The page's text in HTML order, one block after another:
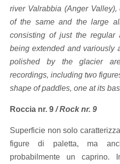
river Valrabbia (Anger
of the same and the large
consisting of just the regular
being extended and variously
polished by the glacier
recordings, including two
shape of paddles, one at its
Roccia nr. 9 /Rock nr. 9
Superficie non solo
figure di paletta, ma
probabilmente un caprino.